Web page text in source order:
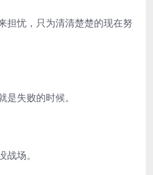
担忧，只为清清楚楚的现在努
失败的时候。
场。